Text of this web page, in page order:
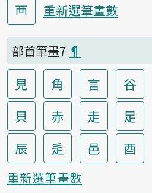
襾
重新選筆畫數
部首筆畫7 ¶
見 角 言 谷
貝
赤 走 足
辰
辵 邑 酉
重新選筆畫數